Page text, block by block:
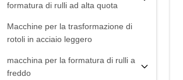
formatura di rulli ad alta quota
Macchine per la trasformazione di
rotoli in acciaio leggero
macchina per la formatura di rulli a
freddo